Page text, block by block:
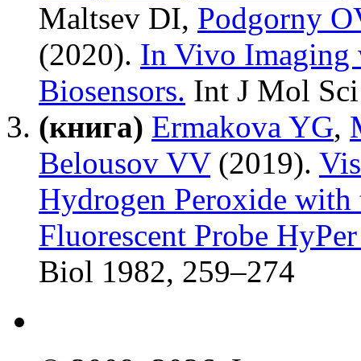
Maltsev DI, Podgorny
(2020). In Vivo Imaging
Biosensors. Int J Mol Sci
(книга) Ermakova YG,
Belousov VV (2019).
Hydrogen Peroxide
Fluorescent Probe
Biol 1982, 259–274